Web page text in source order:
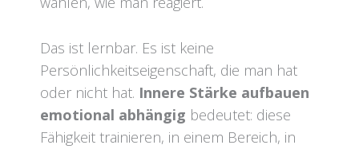
Das ist lernbar. Es ist keine
Persönlichkeitseigenschaft, die man hat
oder nicht hat. Innere Stärke aufbauen
emotional abhängig bedeutet: diese
Fähigkeit trainieren, in einem Bereich, in